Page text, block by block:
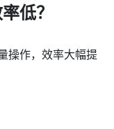
低？
操作，效率大幅提